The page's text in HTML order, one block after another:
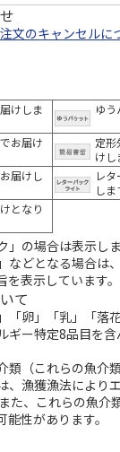
注文のキャンセルに
けしま
ゆ
お届け
定形
けし
届けし
レ
しま
となり
」の場合は表示し
などとなる場合は
表示しています。
て
「卵」「乳」「落
ギー特定8品目を
類（これらの魚介
、漁獲漁法により
た、これらの魚介
性があります。